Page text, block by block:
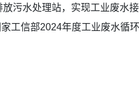
污水处理站，实现工业废水
工信部2024年度工业废水循